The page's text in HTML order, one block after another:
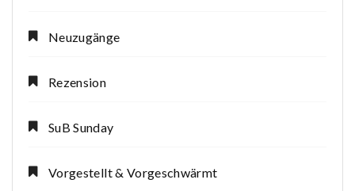
Neuzugänge
Rezension
SuB Sunday
Vorgestellt & Vorgeschwärmt